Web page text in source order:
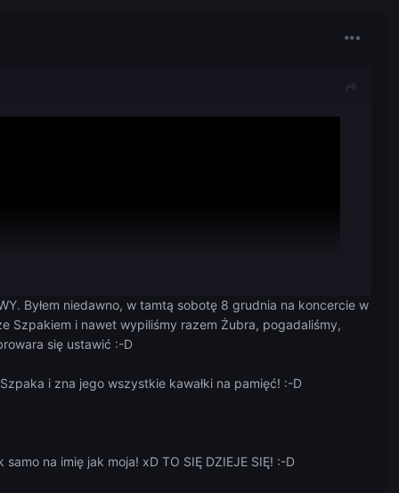
Byłem niedawno, w tamtą sobotę 8 grudnia na koncercie w
Szpakiem i nawet wypiliśmy razem Żubra, pogadaliśmy,
się ustawić :-D
i zna jego wszystkie kawałki na pamięć! :-D
na imię jak moja! xD TO SIĘ DZIEJE SIĘ! :-D